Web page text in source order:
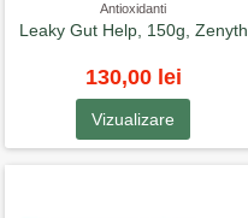
Antioxidanti
Leaky Gut Help, 150g, Zenyth
130,00 lei
Vizualizare